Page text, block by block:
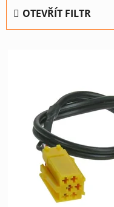
n
í
OTEVŘÍT FILTR